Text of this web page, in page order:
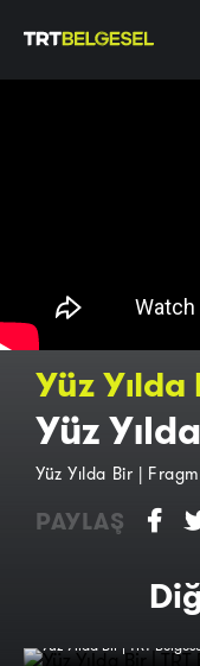
Yüz Yılda
Yüz
Yüz Yılda Bir |
PAYLAŞ
Yüz Yılda Bir | TRT